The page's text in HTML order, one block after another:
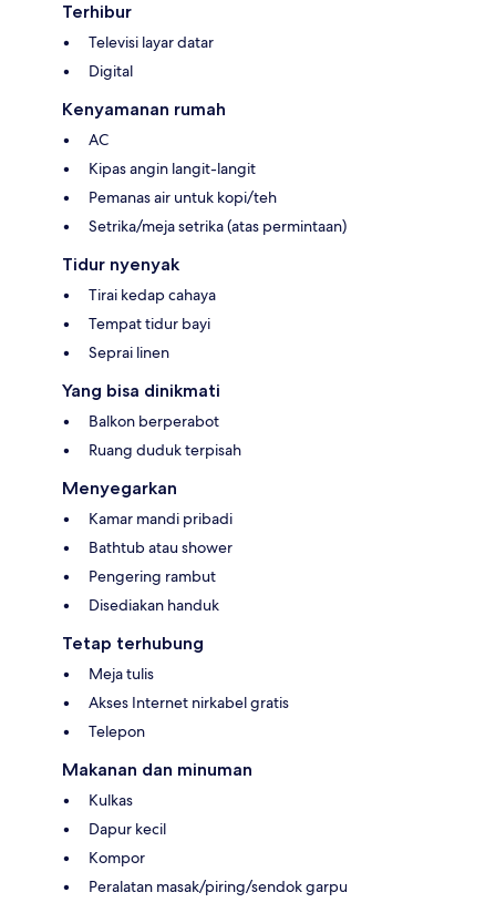
Terhibur
Televisi layar datar
Digital
Kenyamanan rumah
AC
Kipas angin langit-langit
Pemanas air untuk kopi/teh
Setrika/meja setrika (atas permintaan)
Tidur nyenyak
Tirai kedap cahaya
Tempat tidur bayi
Seprai linen
Yang bisa dinikmati
Balkon berperabot
Ruang duduk terpisah
Menyegarkan
Kamar mandi pribadi
Bathtub atau shower
Pengering rambut
Disediakan handuk
Tetap terhubung
Meja tulis
Akses Internet nirkabel gratis
Telepon
Makanan dan minuman
Kulkas
Dapur kecil
Kompor
Peralatan masak/piring/sendok garpu